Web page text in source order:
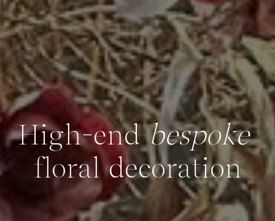
High-endbespoke
floral decoration